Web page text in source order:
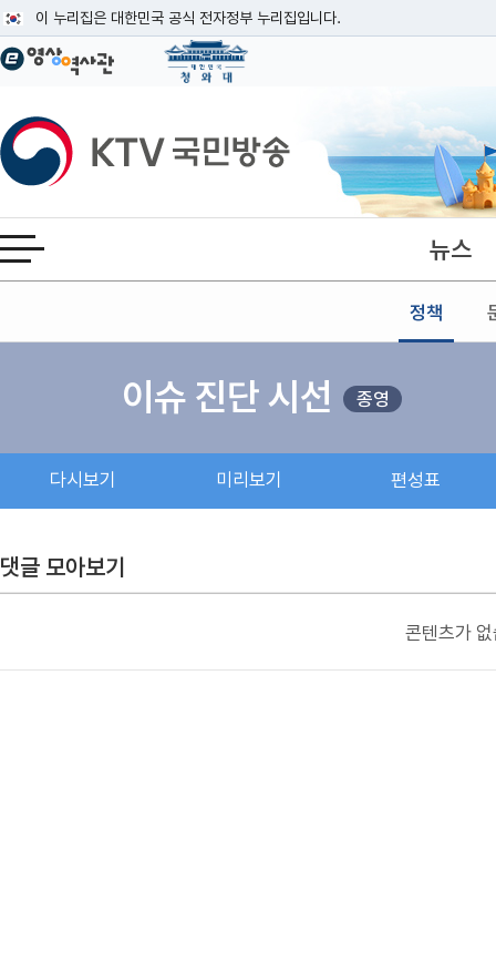
이 누리집은 대한민국 공식 전자정부 누리집입니다.
공식 누리집 주소 확인하기
이밖에 or.kr 또는 .kr등 다른 도메인 주소를 사용하고 있다면 아래 URL에서
운영중인 공식 누리집보기
KTV국민방송
전체메뉴 열기 뉴스
정책
본문
이슈 진단 시선 종영
다시보기 미리보기 편성표
댓글 모아보기
콘텐츠가